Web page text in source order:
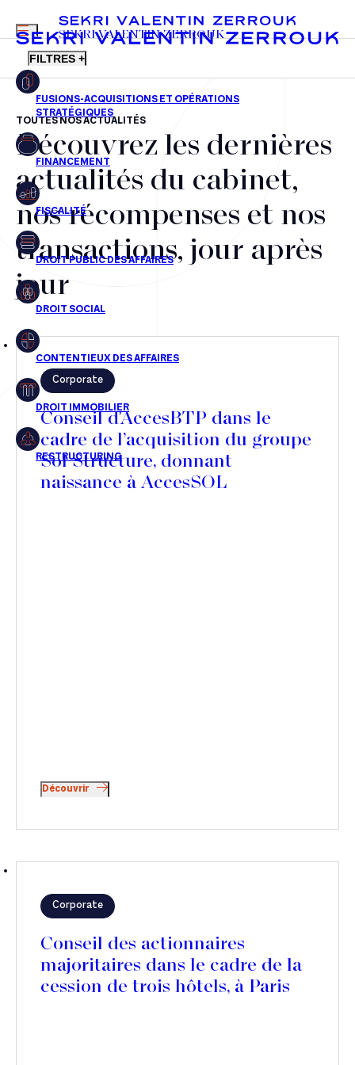
FR EN
MENU
SEKRI VALENTIN ZERROUK
FILTRES +
Fusions-acquisitions et opérations stratégiques
Financement
Fiscalité
Droit public des affaires
Droit social
Droit immobilier
Restructuring
Article
TOUTES NOS ACTUALITÉS
Découvrez les dernières
actualités du cabinet,
nos récompenses et nos
transactions, jour après
jour
Corporate
Conseil d'AccesBTP dans le
cadre de l’acquisition du groupe
Sol Structure, donnant
naissance à AccesSOL
Découvrir
Corporate
Conseil des actionnaires
majoritaires dans le cadre de la
cession de trois hôtels, à Paris